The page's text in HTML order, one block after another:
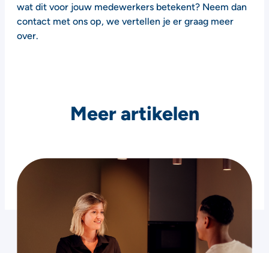
wat dit voor jouw medewerkers betekent? Neem dan
contact met ons op, we vertellen je er graag meer
over.
Meer artikelen